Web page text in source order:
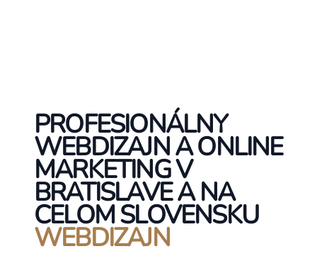
PROFESIONÁLNY
WEBDIZAJN A ONLINE
MARKETING V
BRATISLAVE A NA
CELOM SLOVENSKU
WEBDIZAJN